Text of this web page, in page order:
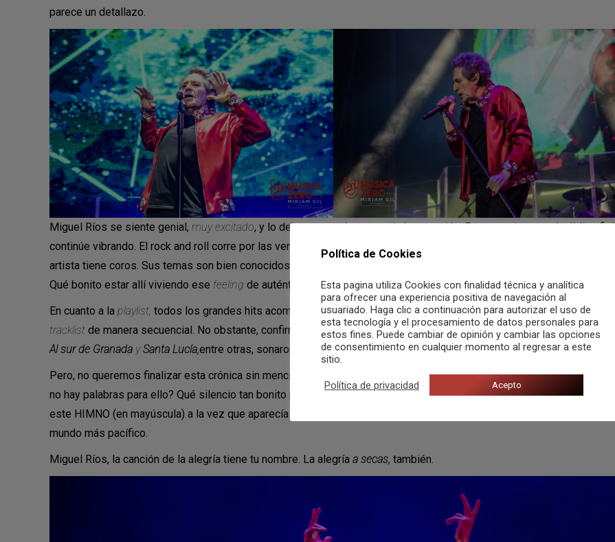
parece un detallazo.
Miguel Ríos se siente genial, muy excitado, y lo deja patente durante toda la actuación. Esto permite que el público fiel
continúe vibrando. El rock and roll corre por las venas de los asistentes y se demuestra porque, en todo momento, el
artista tiene coros. Sus temas son bien conocidos por la gente allí presente y se cantan con emoción y ojos brillantes.
Qué bonito estar allí viviendo ese feeling de auténticos fans.
En cuanto a la playlist, todos los grandes hits acompañaron la velada. Por una cuestión moral, no desvelaremos el
tracklist de manera secuencial. No obstante, confirmamos queManeras de vivir, Mueve tus caderas, Rocanrol bumerang,
Al sur de Granada ySanta Lucía,entre otras, sonaron en la plaza con gran emoción por parte del público.
Pero, no queremos finalizar esta crónica sin mencionar el gran momento:
El himno de la alegría.¿Cómo definir lo que
no hay palabras para ello? Qué silencio tan bonito por parte de la gente. Qué electricidad al escuchar todos coreando
este HIMNO (en mayúscula) a la vez que aparecía en la pantalla imágenes en contra de la guerra y a favor de un
mundo más pacífico.
Miguel Ríos, la canción de la alegría tiene tu nombre. La alegría a secas, también.
Política de Cookies
Esta pagina utiliza Cookies con finalidad técnica y analítica
para ofrecer una experiencia positiva de navegación al
usuariado. Haga clic a continuación para autorizar el uso de
esta tecnología y el procesamiento de datos personales para
estos fines. Puede cambiar de opinión y cambiar las opciones
de consentimiento en cualquier momento al regresar a este
sitio.
Política de privacidad Acepto